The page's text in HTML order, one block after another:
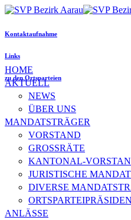
Kontaktaufnahme
Links
zu den Ortsparteien
HOME
AKTUELL
NEWS
ÜBER UNS
MANDATSTRÄGER
VORSTAND
GROSSRÄTE
KANTONAL-
JURISTISCHE
DIVERSE
ANLÄSSE